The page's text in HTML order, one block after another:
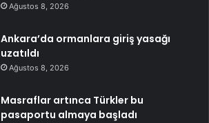
Ağustos 8, 2026
Ankara’da ormanlara giriş yasağı
uzatıldı
Ağustos 8, 2026
Masraflar artınca Türkler bu
pasaportu almaya başladı